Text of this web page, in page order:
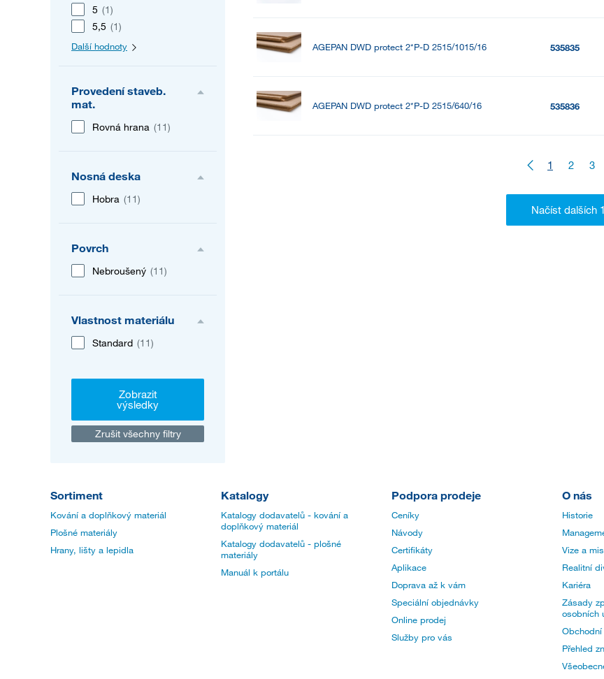
5 (1)
5,5 (1)
Další hodnoty
Provedení staveb.
mat.
Rovná hrana (11)
Nosná deska
Hobra (11)
Povrch
Nebroušený (11)
Vlastnost materiálu
Standard (11)
Zobrazit
výsledky
Zrušit všechny filtry
AGEPAN DWD protect 2*P-D 2515/1015/16 535835
AGEPAN DWD protect 2*P-D 2515/640/16 535836
1 2 3
Sortiment
Kování a doplňkový materiál
Plošné materiály
Hrany, lišty a lepidla
Katalogy
Katalogy dodavatelů - kování a
doplňkový materiál
Katalogy dodavatelů - plošné
materiály
Manuál k portálu
Podpora prodeje
Ceníky
Návody
Certifikáty
Aplikace
Doprava až k vám
Speciální objednávky
Online prodej
Služby pro vás
O nás
Historie
Vize a
Realitní
Kariéra
Zásady
osobních
Přehled